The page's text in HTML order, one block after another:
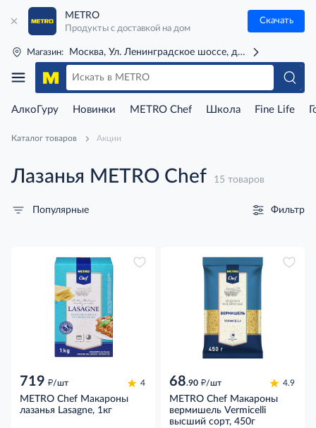
METRO
Продукты с доставкой на дом
Скачать
Магазин: Москва, Ул. Ленинградское шоссе, д. 71Г (м. Речной
АлкоГуру Новинки METRO Chef Школа Fine Life
Каталог товаров Акции
Лазанья METRO Chef 15 товаров
Популярные Фильтр
719 д/шт 4
METRO Chef Макароны
лазанья Lasagne, 1кг
68.90 д/шт 4.9
METRO Chef Макароны
вермишель Vermicelli
высший сорт, 450г